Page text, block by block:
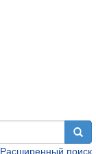
Расширенный поиск